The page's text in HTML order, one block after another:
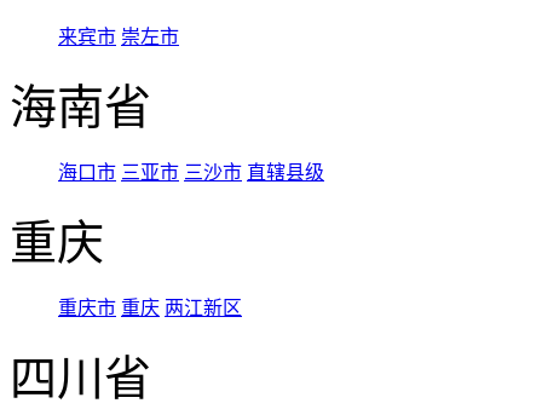
来宾市 崇左市
海南省
海口市 三亚市 三沙市 直辖县级
重庆
重庆市 重庆 两江新区
四川省